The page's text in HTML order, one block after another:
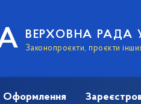
ВЕРХОВНА РАДА
Законопроєкти, проєкти
Оформлення